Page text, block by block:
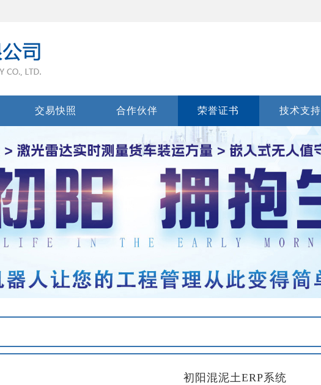
交易快照 合作伙伴 荣誉证书 技术支持
初阳混泥土ERP系统